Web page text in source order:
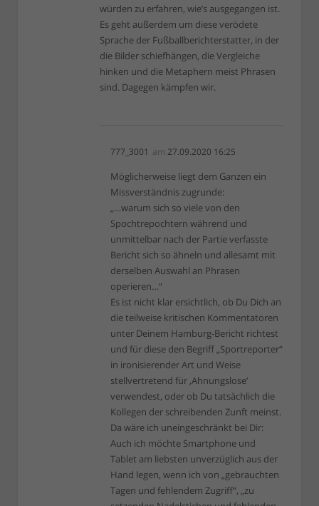
würden zu erfahren, wie’s ausgegangen ist.
Es geht außerdem um diese verödete
Sprache der Fußballberichterstatter, in der
die Bilder schiefhängen, die Vergleiche
hinken und die Metaphern meist Phrasen
sind. Dagegen kämpfen wir.
777_3001 am 27.09.2020 16:25
Möglicherweise liegt dem Ganzen ein
Missverständnis zugrunde:
„…warum sich so viele von den
Spochtrepochtern während und
unmittelbar nach der Partie verfasste
Bericht sich so ähneln und allesamt mit
derselben Auswahl an Phrasen
operieren…“
Es ist nicht klar ersichtlich, ob Du Dich an
die teilweise kritischen Kommentatoren
unter Deinem Hamburg-Bericht richtest
und für diese den Begriff „Sportreporter“
in ironisierender Art und Weise
stellvertretend für ‚Ahnungslose‘
verwendest, oder ob Du tatsächlich die
Kollegen der schreibenden Zunft meinst.
Da wäre ich uneingeschränkt bei Dir:
Auch ich möchte Smartphone und
Tablet am liebsten unverzüglich aus der
Hand legen, wenn ich von „gebrauchten
Tagen und fehlendem Zugriff“, „zu